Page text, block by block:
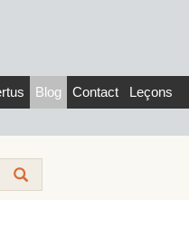
Blog Contact Leçons